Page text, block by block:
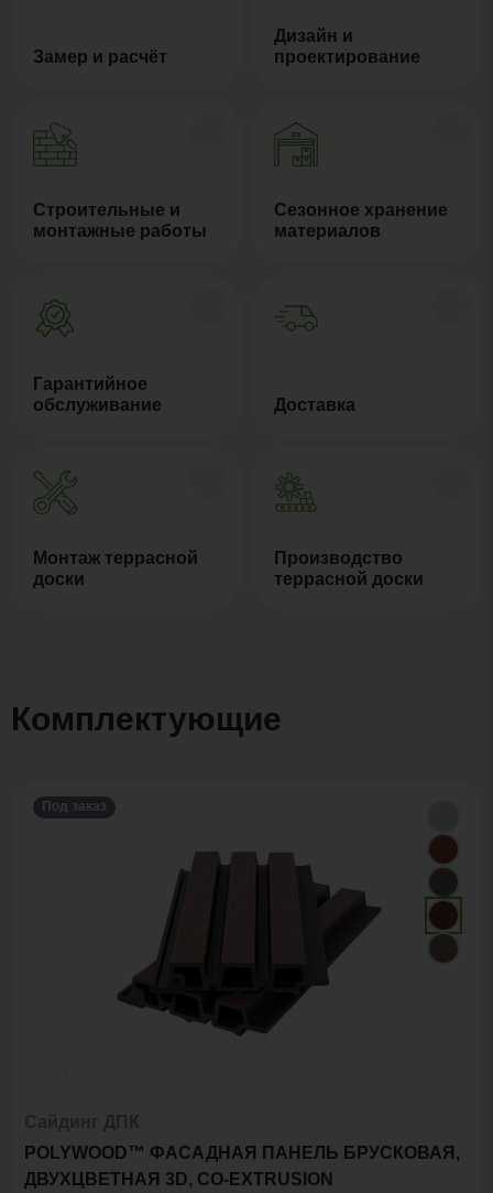
Замер и расчёт
Дизайн и
проектирование
Строительные и
монтажные работы
Сезонное хранение
материалов
Гарантийное
обслуживание
Доставка
Монтаж террасной
доски
Производство
террасной доски
Комплектующие
Под заказ
POLYWOOD™ ФАСАДНАЯ ПАНЕЛЬ БРУСКОВАЯ,
ДВУХЦВЕТНАЯ 3D, CO-EXTRUSION